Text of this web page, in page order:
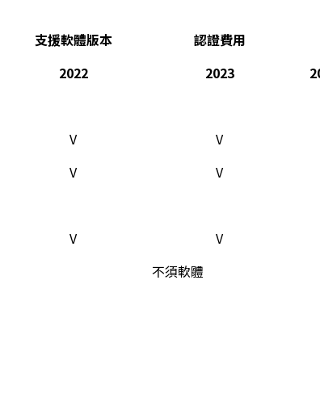
支援軟體版本
認證費用
2022
2023
V V
V V
V V
不須軟體